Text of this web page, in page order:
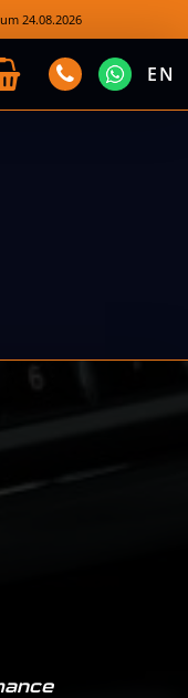
24.08.2026
EN